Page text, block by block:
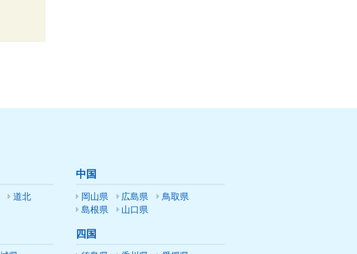
道北
中国
岡山県 広島県
鳥取県
島根県
山口県
四国